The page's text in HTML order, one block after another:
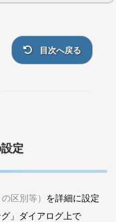
目次へ戻る
定
区別等）
を詳細に設定
」ダイアログ上で